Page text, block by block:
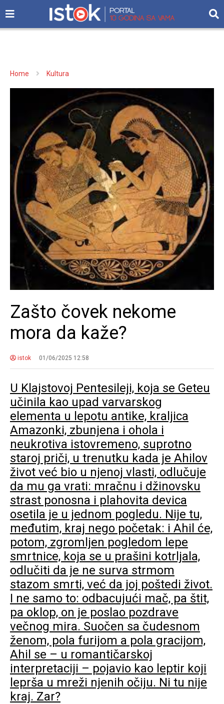
Home Kultura
Zašto čovek nekome
mora da kaže?
istok 01/06/2025 12:58
U Klajstovoj Pentesileji, koja se Geteu
učinila kao upad varvarskog
elementa u lepotu antike, kraljica
Amazonki, zbunjena i ohola i
neukrotiva istovremeno, suprotno
staroj priči, u trenutku kada je Ahilov
život već bio u njenoj vlasti, odlučuje
da mu ga vrati: mračnu i džinovsku
strast ponosna i plahovita devica
osetila je u jednom pogledu. Nije tu,
međutim, kraj nego početak: i Ahil će,
potom, zgromljen pogledom lepe
smrtnice, koja se u prašini kotrljala,
odlučiti da je ne surva strmom
stazom smrti, već da joj poštedi život.
I ne samo to: odbacujući mač, pa štit,
pa oklop, on je poslao pozdrave
večnog mira. Suočen sa čudesnom
ženom, pola furijom a pola gracijom,
Ahil se – u romantičarskoj
interpretaciji – pojavio kao leptir koji
leprša u mreži njenih očiju. Ni tu nije
kraj. Zar?